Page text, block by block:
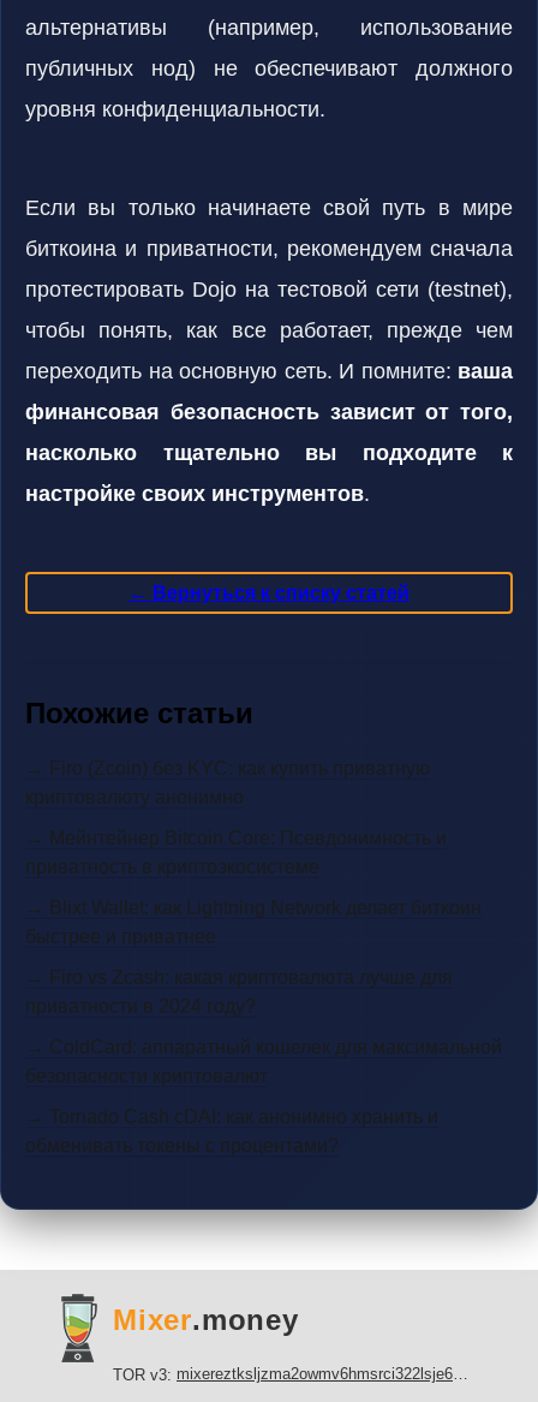
альтернативы (например, использование
публичных нод) не обеспечивают должного
уровня конфиденциальности.
Если вы только начинаете свой путь в мире
биткоина и приватности, рекомендуем сначала
протестировать Dojo на тестовой сети (testnet),
чтобы понять, как все работает, прежде чем
переходить на основную сеть. И помните: ваша
финансовая безопасность зависит от того,
насколько тщательно вы подходите к
настройке своих инструментов.
← Вернуться к списку статей
Похожие статьи
→ Firo (Zcoin) без KYC: как купить приватную
криптовалюту анонимно
→ Мейнтейнер Bitcoin Core: Псевдонимность и
приватность в криптоэкосистеме
→ Blixt Wallet: как Lightning Network делает биткоин
быстрее и приватнее
→ Firo vs Zcash: какая криптовалюта лучше для
приватности в 2024 году?
→ ColdCard: аппаратный кошелек для максимальной
безопасности криптовалют
→ Tornado Cash cDAI: как анонимно хранить и
обменивать токены с процентами?
Mixer.money
TOR v3: mixereztksljzma2owmv6hmsrci322lsje6m3svicoddk3xbgvhd2fid.onion